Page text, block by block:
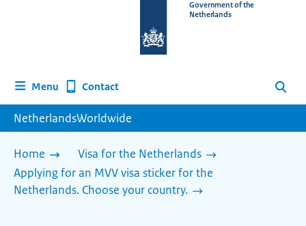
homepage
Government of the
Netherlands
Menu Contact Search
NetherlandsWorldwide
Home
Visa for the Netherlands
Applying for an MVV visa sticker for the
Netherlands. Choose your country.